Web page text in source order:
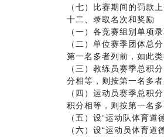
（七）比赛期间的罚款
十二、录取名次和奖励
（一）各竞赛组别单项
（二）单位赛季团体总
第一名多者列前，如此
（三）教练员赛季总积
分相等，则按第一名多
（四）运动员赛季总积
积分相等，则按第一名
（五）设“运动队体育
（六）设“运动员体育